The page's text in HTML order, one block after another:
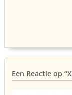
Een Reactie op